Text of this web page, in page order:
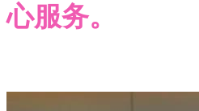
心服务。